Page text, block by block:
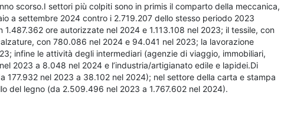
scorso.I settori più colpiti sono in primis il comparto della meccanica,
a settembre 2024 contro i 2.719.207 dello stesso periodo 2023
ore autorizzate nel 2024 e 1.113.108 nel 2023; il tessile, con
con 780.086 nel 2024 e 94.041 nel 2023; la lavorazione
infine le attività degli intermediari (agenzie di viaggio, immobiliari,
2023 a 8.048 nel 2024 e l’industria/artigianato edile e lapidei.Di
177.932 nel 2023 a 38.102 nel 2024); nel settore della carta e stampa
del legno (da 2.509.496 nel 2023 a 1.767.602 nel 2024).